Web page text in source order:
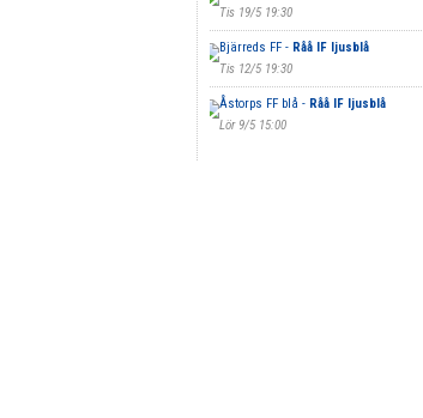
Tis 19/5 19:30
Bjärreds FF - Råå IF ljusblå
Tis 12/5 19:30
Åstorps FF blå - Råå IF ljusblå
Lör 9/5 15:00